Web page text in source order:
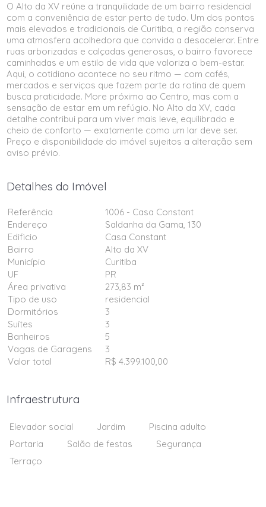
O Alto da XV reúne a tranquilidade de um bairro residencial
com a conveniência de estar perto de tudo. Um dos pontos
mais elevados e tradicionais de Curitiba, a região conserva
uma atmosfera acolhedora que convida a desacelerar. Entre
ruas arborizadas e calçadas generosas, o bairro favorece
caminhadas e um estilo de vida que valoriza o bem-estar.
Aqui, o cotidiano acontece no seu ritmo — com cafés,
mercados e serviços que fazem parte da rotina de quem
busca praticidade. More próximo ao Centro, mas com a
sensação de estar em um refúgio. No Alto da XV, cada
detalhe contribui para um viver mais leve, equilibrado e
cheio de conforto — exatamente como um lar deve ser.
Preço e disponibilidade do imóvel sujeitos a alteração sem
aviso prévio.
Detalhes do Imóvel
Referência
1006 - Casa Constant
Endereço
Saldanha da Gama, 130
Edificio
Casa Constant
Bairro
Alto da XV
Município
Curitiba
UF
PR
Área privativa
273,83 m²
Tipo de uso
residencial
Dormitórios
3
Suítes
3
Banheiros
5
Vagas de Garagens
3
Valor total
R$ 4.399.100,00
Infraestrutura
Elevador social Jardim
Piscina adulto
Portaria
Salão de festas
Segurança
Terraço